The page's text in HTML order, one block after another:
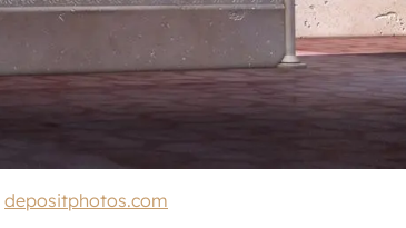
depositphotos.com